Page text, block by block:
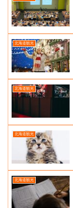
北海道観光
北海道観光
北海道観光
北海道観光